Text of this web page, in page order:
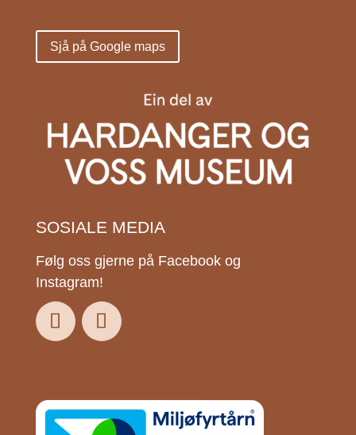
Sjå på Google maps
SOSIALE MEDIA
Følg oss gjerne på Facebook og
Instagram!